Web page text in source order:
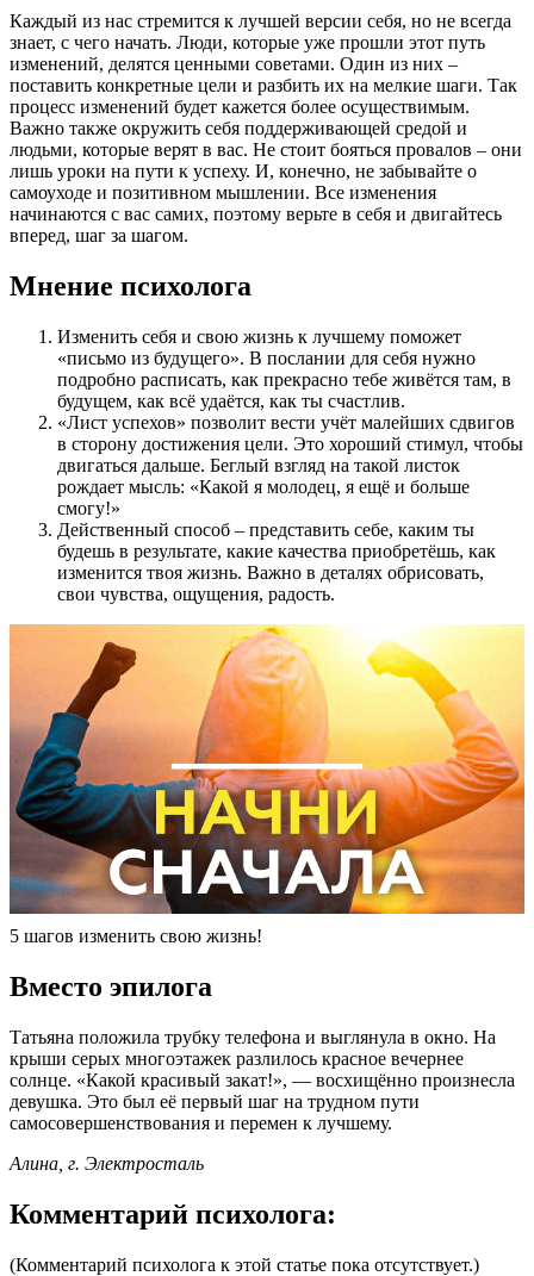
Каждый из нас стремится к лучшей версии себя, но не всегда
знает, с чего начать. Люди, которые уже прошли этот путь
изменений, делятся ценными советами. Один из них –
поставить конкретные цели и разбить их на мелкие шаги. Так
процесс изменений будет кажется более осуществимым.
Важно также окружить себя поддерживающей средой и
людьми, которые верят в вас. Не стоит бояться провалов – они
лишь уроки на пути к успеху. И, конечно, не забывайте о
самоуходе и позитивном мышлении. Все изменения
начинаются с вас самих, поэтому верьте в себя и двигайтесь
вперед, шаг за шагом.
Мнение психолога
Изменить себя и свою жизнь к лучшему поможет
«письмо из будущего». В послании для себя нужно
подробно расписать, как прекрасно тебе живётся там, в
будущем, как всё удаётся, как ты счастлив.
«Лист успехов» позволит вести учёт малейших сдвигов
в сторону достижения цели. Это хороший стимул, чтобы
двигаться дальше. Беглый взгляд на такой листок
рождает мысль: «Какой я молодец, я ещё и больше
смогу!»
Действенный способ – представить себе, каким ты
будешь в результате, какие качества приобретёшь, как
изменится твоя жизнь. Важно в деталях обрисовать,
свои чувства, ощущения, радость.
5 шагов изменить свою жизнь!
Вместо эпилога
Татьяна положила трубку телефона и выглянула в окно. На
крыши серых многоэтажек разлилось красное вечернее
солнце. «Какой красивый закат!», — восхищённо произнесла
девушка. Это был её первый шаг на трудном пути
самосовершенствования и перемен к лучшему.
Алина, г. Электросталь
Комментарий психолога:
(Комментарий психолога к этой статье пока отсутствует.)